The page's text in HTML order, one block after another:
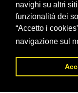
navighi su altri
funzionalità dei
“Accetto i
navigazione sul
navighi su altri
funzionalità dei
“Accetto i
navigazione sul
Copyright ©